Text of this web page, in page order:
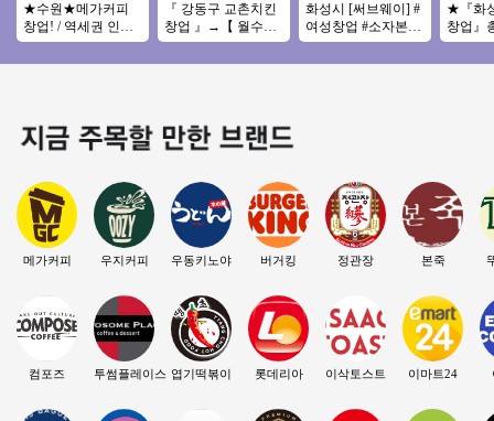
★수원★메가커피
창업! / 역세권 인근
대로변 위치! / 꾸준
한 유동이 흐르는위
『 강동구 교촌치킨
창업 』→【 월수익2
천만 이상 】♥ 홀넓
음 ♥ 역세권 ♥
화성시 [써브웨이] #
여성창업 #소자본창
업 #고수익 #초보창
업 #쉬운운영
★『화
창업』
억 미만
소자본
메가커피
컴포즈
우지커피
투썸플레이스
우동키노야
엽기떡볶이
버거킹
롯데리아
정관장
이삭토스트
본죽
이마트24